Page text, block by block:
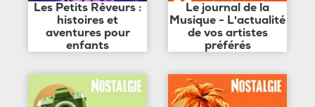
Les Petits Rêveurs :
histoires et
aventures pour
enfants
Le journal de la
Musique - L'actualité
de vos artistes
préférés